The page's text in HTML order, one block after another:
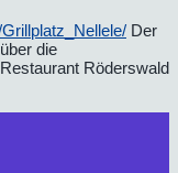
Der
die
Röderswald